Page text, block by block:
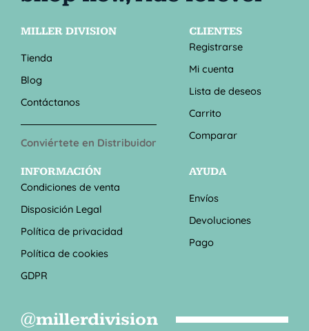
MILLER DIVISION
Tienda
Blog
Contáctanos
Conviértete en Distribuidor
CLIENTES
Registrarse
Mi cuenta
Lista de deseos
Carrito
Comparar
INFORMACIÓN
Condiciones de venta
Disposición Legal
Política de privacidad
Política de cookies
GDPR
AYUDA
Envíos
Devoluciones
Pago
@millerdivision